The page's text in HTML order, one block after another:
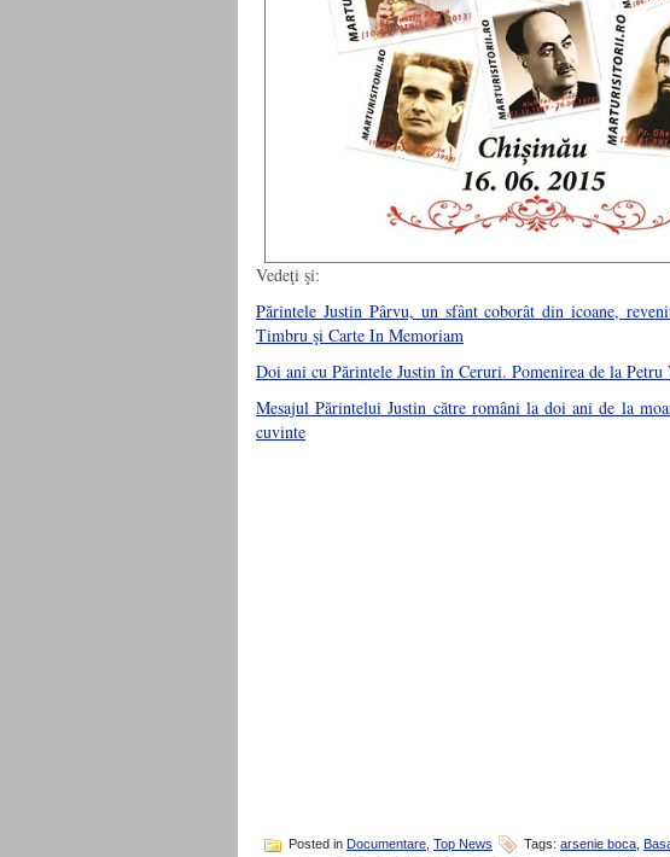
Vedeţi şi:
Părintele Justin Pârvu, un sfânt coborât din icoane,
Timbru şi Carte In Memoriam
Doi ani cu Părintele Justin în Ceruri. Pomenirea de la
Mesajul Părintelui Justin către români la doi ani de la
cuvinte
Posted in Documentare Top News Tags: arsenie boca